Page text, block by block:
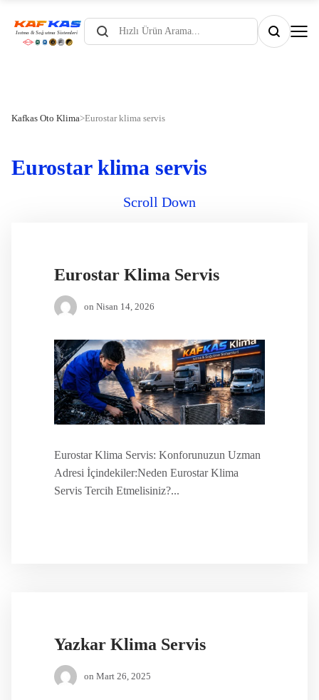
Products
search
Kafkas Oto Klima>Eurostar klima servis
Eurostar klima servis
Scroll Down
Eurostar Klima Servis
on Nisan 14, 2026
Eurostar Klima Servis: Konforunuzun Uzman
Adresi İçindekiler:Neden Eurostar Klima
Servis Tercih Etmelisiniz?...
Yazkar Klima Servis
on Mart 26, 2025